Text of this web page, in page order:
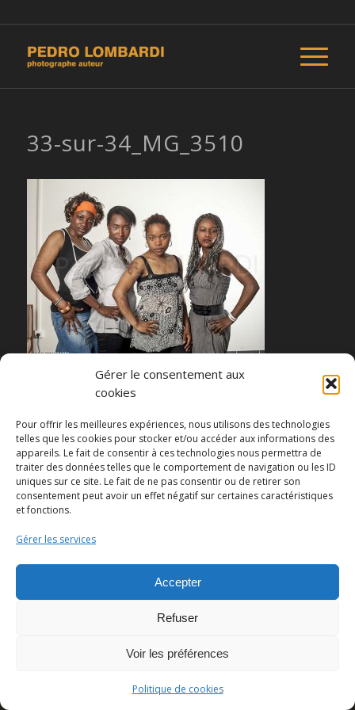
Gérer le consentement aux
cookies
Pour offrir les meilleures expériences, nous utilisons des technologies
telles que les cookies pour stocker et/ou accéder aux informations des
appareils. Le fait de consentir à ces technologies nous permettra de
traiter des données telles que le comportement de navigation ou les ID
uniques sur ce site. Le fait de ne pas consentir ou de retirer son
consentement peut avoir un effet négatif sur certaines caractéristiques
et fonctions.
Gérer les services
Accepter
Refuser
Voir les préférences
Politique de cookies
33-sur-34_MG_3510
Partager cette publication